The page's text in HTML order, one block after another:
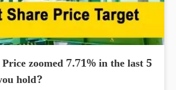
zoomed 7.71% in the last 5
hold?